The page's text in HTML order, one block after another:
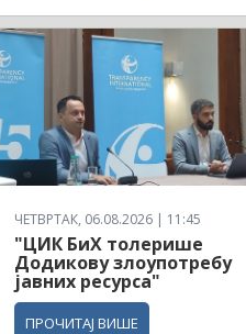
ЧЕТВРТАК, 06.08.2026 | 11:45
"ЦИК БиХ толерише
Додикову злоупотребу
јавних ресурса"
ПРОЧИТАЈ ВИШЕ